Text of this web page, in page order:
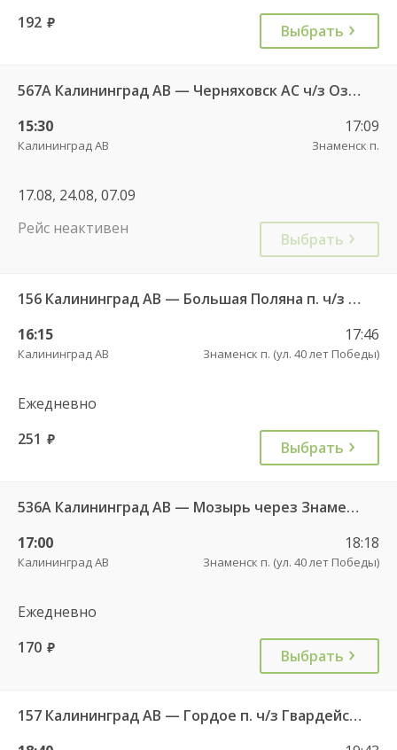
192 руб. Выбрать
567А Калининград АВ — Черняховск АС ч/з Озерки п., Правдинск КДП, Железнодорожный КДП
15:30
Калининград АВ
17:09
Знаменск п.
17.08, 24.08, 07.09
Рейс неактивен
Выбрать
156 Калининград АВ — Большая Поляна п. ч/з Гвардейск КДП
16:15
Калининград АВ
17:46
Знаменск п. (ул. 40 лет Победы)
Ежедневно
251 руб. Выбрать
536А Калининград АВ — Мозырь через Знаменск
17:00
Калининград АВ
18:18
Знаменск п. (ул. 40 лет Победы)
Ежедневно
170 руб. Выбрать
157 Калининград АВ — Гордое п. ч/з Гвардейск КДП, Знаменск п.